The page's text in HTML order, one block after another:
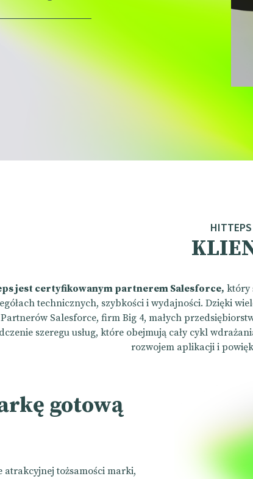
HITTEPS
jest certyfikowanym partnerem Salesforce, który
technicznych, szybkości i wydajności. Dzięki
Salesforce, firm Big 4, małych
szeregu usług, które obejmują cały cykl
rozwojem aplikacji i
gotową
atrakcyjnej tożsamości marki,